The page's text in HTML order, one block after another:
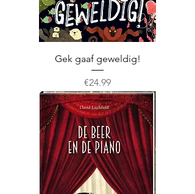
Gek gaaf geweldig!
Prijs
€24.99